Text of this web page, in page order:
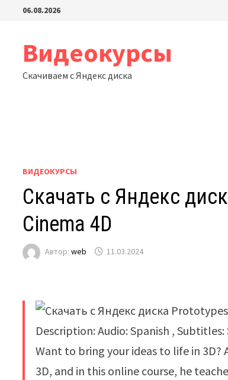
Перейти06.08.2026
Видеокурсы
Скачиваем с Яндекс диска
ВИДЕОКУРСЫ
Скачать с Яндекс
Cinema 4D
Автор:web 11.03.2024
Description: Audio: Spanish ,
Want to bring your ideas to life in
3D, and in this online course, he